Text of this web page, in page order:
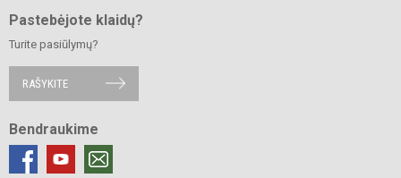
Pastebėjote klaidų?
Turite pasiūlymų?
RAŠYKITE
Bendraukime